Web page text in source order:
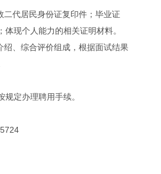
二代居民身份证复印件；毕业证
现个人能力的相关证明材料。
绍、综合评价组成，根据面试结果
定办理聘用手续。